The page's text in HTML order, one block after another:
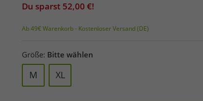
Du sparst 52,00 €!
Ab 49€ Warenkorb - Kostenloser Versand (DE)
Größe: Bitte wählen
M XL